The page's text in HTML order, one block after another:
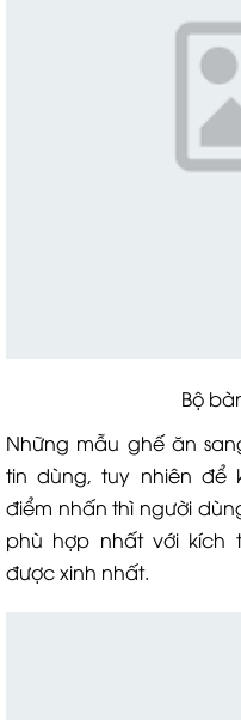
Bộ bàn
Những mẫu ghế ăn
tin dùng, tuy nhiên để
điểm nhấn thì người
phù hợp nhất với kích
được xinh nhất.